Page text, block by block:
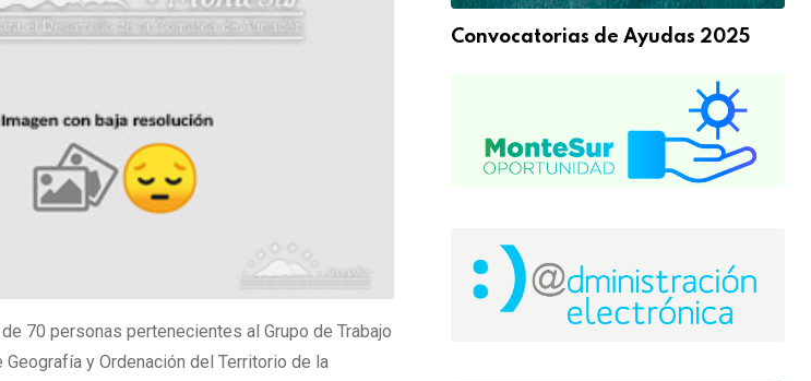
70 personas pertenecientes al Grupo de Trabajo
y Ordenación del Territorio de la
Convocatorias de Ayudas 2025